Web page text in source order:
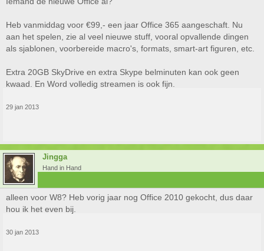
Heb vanmiddag voor €99,- een jaar Office 365 aangeschaft. Nu
aan het spelen, zie al veel nieuwe stuff, vooral opvallende dingen
als sjablonen, voorbereide macro's, formats, smart-art figuren, etc.
Extra 20GB SkyDrive en extra Skype belminuten kan ook geen
kwaad. En Word volledig streamen is ook fijn.
29 jan 2013
Jingga
Hand in Hand
alleen voor W8? Heb vorig jaar nog Office 2010 gekocht, dus daar
hou ik het even bij.
30 jan 2013